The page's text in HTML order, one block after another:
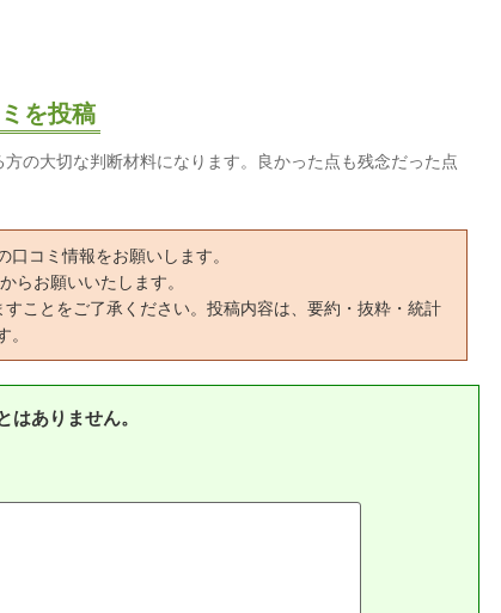
を投稿
の大切な判断材料になります。良かった点も残念だった点
コミ情報をお願いします。
からお願いいたします。
ことをご了承ください。投稿内容は、要約・抜粋・統計
はありません。